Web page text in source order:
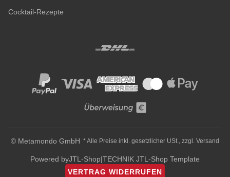
Cocktail-Rezepte
© Metamondo GmbH * Alle Preise inkl. gesetzlicher USt., zzgl. Versand
Powered byJTL-Shop|TECHNIK JTL-Shop Template
VERTRAG WIDERRUFEN